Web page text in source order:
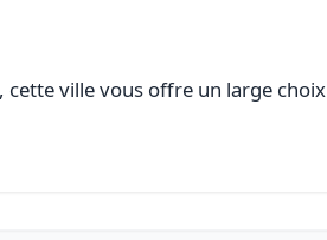
cette ville vous offre un large choix